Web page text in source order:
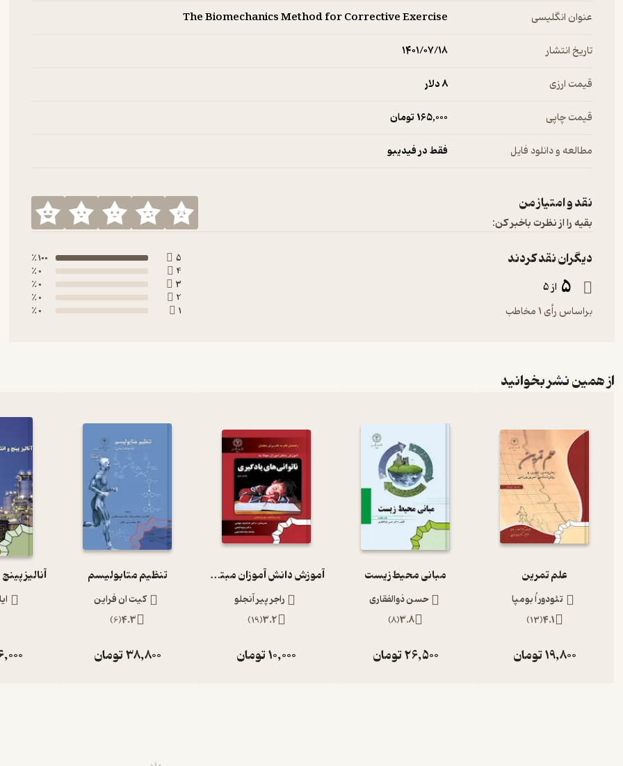
عنوان انگلیسی The Biomechanics Method for Corrective Exercise
تاریخ انتشار ۱۴۰۱/۰۷/۱۸
قیمت ارزی 8 دلار
قیمت چاپی 165,000 تومان
مطالعه و دانلود فایل فقط در فیدیبو
نقد و امتیاز من
بقیه را از نظرت باخبر کن:
دیگران نقد کردند
5 از 5
براساس رأی 1 مخاطب
5
100 ٪
4
0 ٪
3
0 ٪
2
0 ٪
1
0 ٪
از همین نشر بخوانید
علم تمرین
تئودور اُ بومپا
4.1
(
13
)
19,800تومان
مبانی محیط زیست
حسن ذوالفقاری
3.8
(
8
)
26,500تومان
آموزش دانش آموزان مبتلا به ناتوانی های یادگیری
راجر پیر آنجلو
3.2
(
19
)
10,000تومان
تنظیم متابولیسم
کیت ان فراین
4.3
(
6
)
38,800تومان